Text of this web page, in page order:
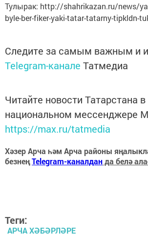
Тулырак: http://shahrikazan.ru/news/
byle-ber-fiker-yaki-tatar-tatarny-tipkldn-
Следите за самым важным и
Telegram-канале Татмедиа
Читайте новости Татарстана в
национальном мессенджере
https://max.ru/tatmedia
Хәзер Арча һәм Арча районы
безнеңTelegram-каналданда белә
Теги:
АРЧА ХӘБӘРЛӘРЕ